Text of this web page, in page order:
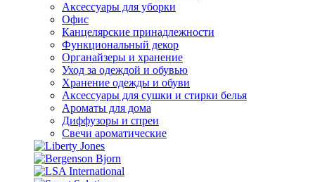
Аксессуары для уборки
Офис
Канцелярские принадлежности
Функциональный декор
Органайзеры и хранение
Уход за одеждой и обувью
Хранение одежды и обуви
Аксессуары для сушки и стирки белья
Ароматы для дома
Диффузоры и спреи
Свечи ароматические